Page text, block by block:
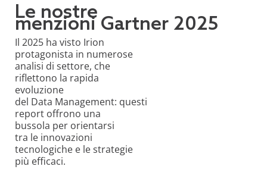
Le nostre
menzioni Gartner 2025
Il 2025 ha visto Irion
protagonista in numerose
analisi di settore, che
riflettono la rapida
evoluzione
del Data Management: questi
report offrono una
bussola per orientarsi
tra le innovazioni
tecnologiche e le strategie
più efficaci.